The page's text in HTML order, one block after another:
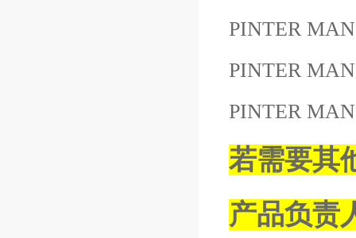
PINTER
PINTER
PINTER
若需要其
产品负责